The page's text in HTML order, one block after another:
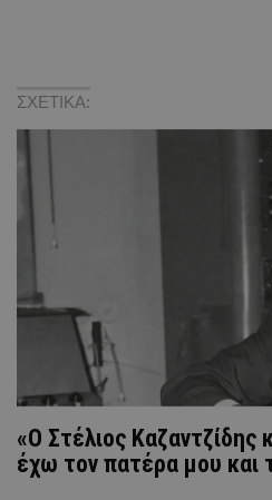
ΣΧΕΤΙΚΑ:
«Ο Στέλιος
έχω τον πατέρα μου και